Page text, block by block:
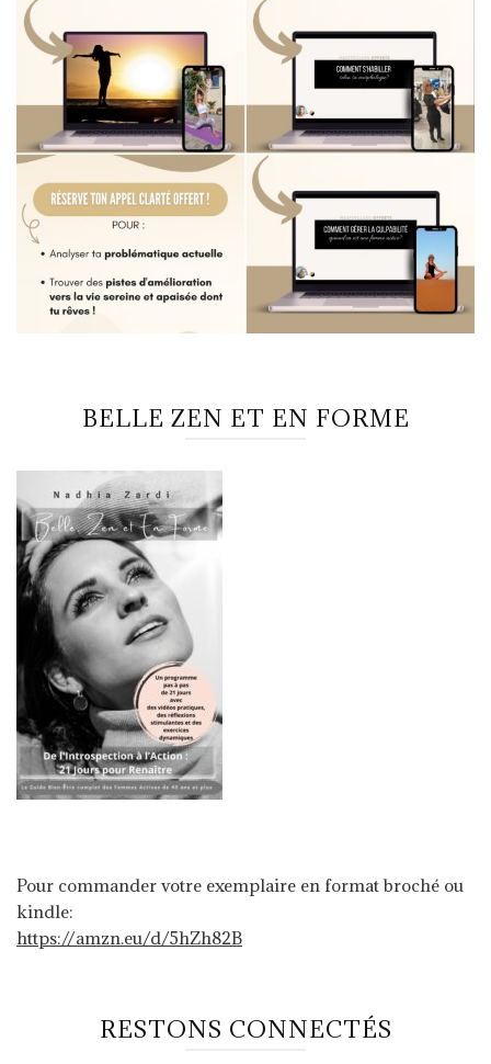
BELLE ZEN ET EN FORME
Pour commander votre exemplaire en format broché ou
kindle:
https://amzn.eu/d/5hZh82B
RESTONS CONNECTÉS